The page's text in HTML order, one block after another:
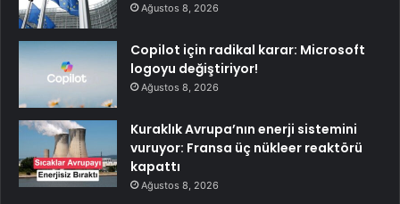
Ağustos 8, 2026
Copilot için radikal karar: Microsoft
logoyu değiştiriyor!
Ağustos 8, 2026
Kuraklık Avrupa’nın enerji sistemini
vuruyor: Fransa üç nükleer reaktörü
kapattı
Ağustos 8, 2026